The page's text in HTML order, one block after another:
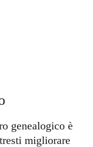
genealogico è
migliorare